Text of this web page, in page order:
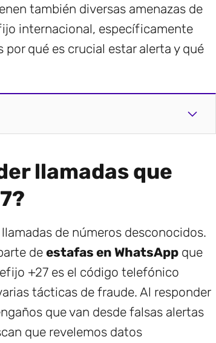
también diversas amenazas de
internacional, específicamente
por qué es crucial estar alerta y qué
llamadas que
de números desconocidos.
de estafas en WhatsApp que
+27 es el código telefónico
tácticas de fraude. Al responder
que van desde falsas alertas
que revelemos datos